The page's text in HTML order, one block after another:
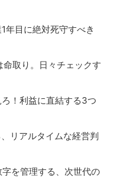
年目に絶対死守すべき
取り。日々チェックす
！利益に直結する3つ
リアルタイムな経営判
を管理する、次世代の